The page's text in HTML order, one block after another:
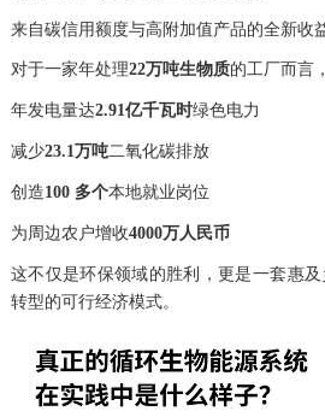
来自碳信用额度与高附加值产品的全新收
对于一家年处理22万吨生物质的工厂而言
年发电量达2.91亿千瓦时绿色电力
减少23.1万吨二氧化碳排放
创造100 多个本地就业岗位
为周边农户增收4000万人民币
这不仅是环保领域的胜利，更是一套惠
转型的可行经济模式。